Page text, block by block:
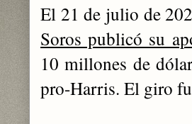
El 21 de julio de
Soros publicó su
10 millones de
pro-Harris. El giro